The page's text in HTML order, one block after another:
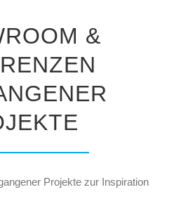
&
Projekte zur Inspiration